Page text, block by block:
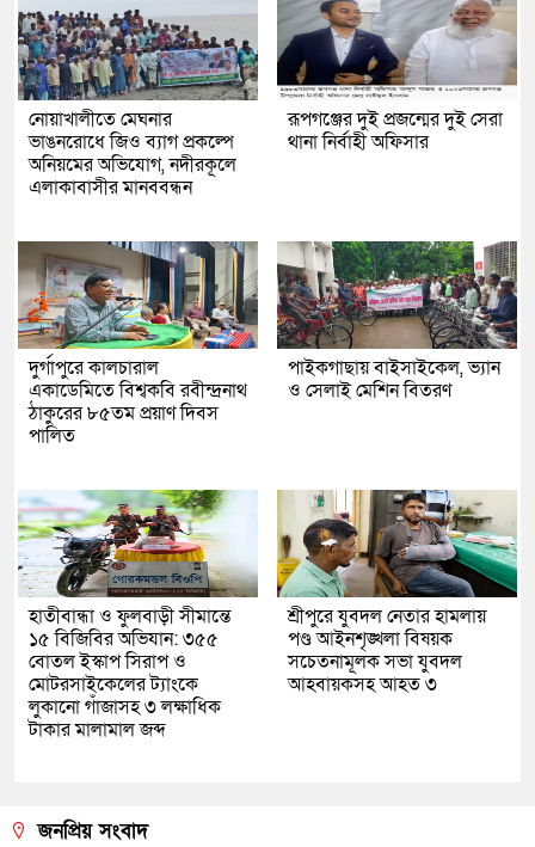
নোয়াখালীতে মেঘনার
ভাঙনরোধে জিও ব্যাগ প্রকল্পে
অনিয়মের অভিযোগ, নদীরকূলে
এলাকাবাসীর মানববন্ধন
রূপগঞ্জের দুই প্রজন্মের দুই সেরা
থানা নির্বাহী অফিসার
দুর্গাপুরে কালচারাল
একাডেমিতে বিশ্বকবি রবীন্দ্রনাথ
ঠাকুরের ৮৫তম প্রয়াণ দিবস
পালিত
পাইকগাছায় বাইসাইকেল, ভ্যান
ও সেলাই মেশিন বিতরণ
হাতীবান্ধা ও ফুলবাড়ী সীমান্তে
১৫ বিজিবির অভিযান: ৩৫৫
বোতল ইস্কাপ সিরাপ ও
মোটরসাইকেলের ট্যাংকে
লুকানো গাঁজাসহ ৩ লক্ষাধিক
টাকার মালামাল জব্দ
শ্রীপুরে যুবদল নেতার হামলায়
পণ্ড আইনশৃঙ্খলা বিষয়ক
সচেতনামূলক সভা যুবদল
আহবায়কসহ আহত ৩
জনপ্রিয় সংবাদ